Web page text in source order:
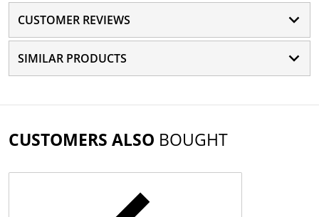
CUSTOMER REVIEWS
SIMILAR PRODUCTS
CUSTOMERS ALSO BOUGHT